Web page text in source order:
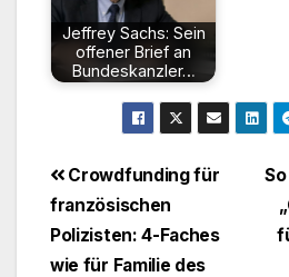
Jeffrey Sachs: Sein
offener Brief an
Bundeskanzler…
Crowdfunding für
französischen
Polizisten: 4-Faches
wie für Familie des